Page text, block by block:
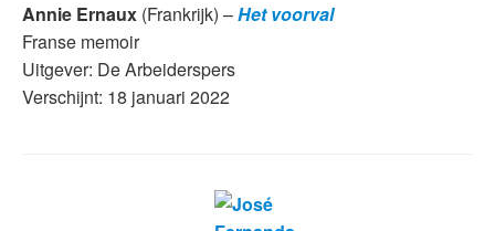
Annie Ernaux (Frankrijk) –Het voorval
Franse memoir
Uitgever: De Arbeiderspers
Verschijnt: 18 januari 2022